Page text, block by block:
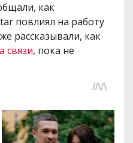
как
повлиял на работу
рассказывали, как
связи, пока не